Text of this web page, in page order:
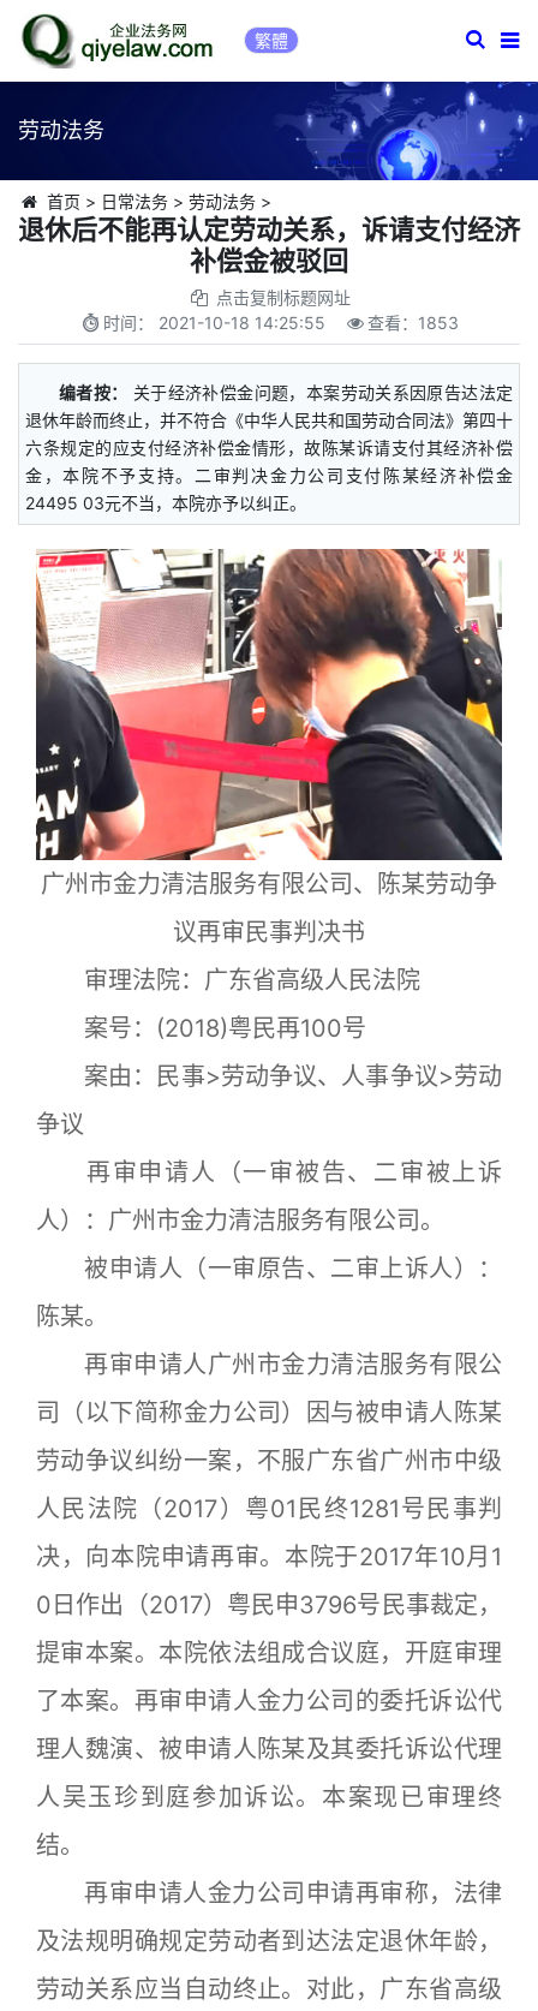
繁體
劳动法务
首页 > 日常法务> 劳动法务>
退休后不能再认定劳动关系，诉请支付经济
补偿金被驳回
点击复制标题网址
时间： 2021-10-18 14:25:55 查看： 1853
编者按：
关于经济补偿金问题，本案劳动关系因原告达法定
退休年龄而终止，并不符合《中华人民共和国劳动合同法》第四十
六条规定的应支付经济补偿金情形，故陈某诉请支付其经济补偿
金，本院不予支持。二审判决金力公司支付陈某经济补偿金
24495 03元不当，本院亦予以纠正。
广州市金力清洁服务有限公司、陈某劳动争
议再审民事判决书
审理法院：广东省高级人民法院
案号：(2018)粤民再100号
案由：民事>劳动争议、人事争议>劳动
争议
再审申请人（一审被告、二审被上诉
人）：广州市金力清洁服务有限公司。
被申请人（一审原告、二审上诉人）：
陈某。
再审申请人广州市金力清洁服务有限公
司（以下简称金力公司）因与被申请人陈某
劳动争议纠纷一案，不服广东省广州市中级
人民法院（2017）粤01民终1281号民事判
决，向本院申请再审。本院于2017年10月1
0日作出（2017）粤民申3796号民事裁定，
提审本案。本院依法组成合议庭，开庭审理
了本案。再审申请人金力公司的委托诉讼代
理人魏演、被申请人陈某及其委托诉讼代理
人吴玉珍到庭参加诉讼。本案现已审理终
结。
再审申请人金力公司申请再审称，法律
及法规明确规定劳动者到达法定退休年龄，
劳动关系应当自动终止。对此，广东省高级